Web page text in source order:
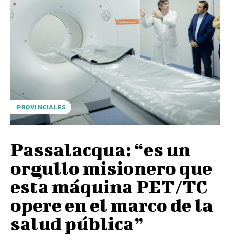
PROVINCIALES
Passalacqua: “es un
orgullo misionero que
esta máquina PET/TC
opere en el marco de la
salud pública”